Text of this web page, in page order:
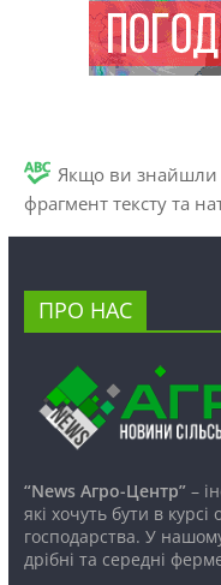
Якщо ви знайшли
фрагмент тексту та
ПРО НАС
“News Агро-Центр”–
які хочуть бути в курсі
господарства. У
дрібні та середні